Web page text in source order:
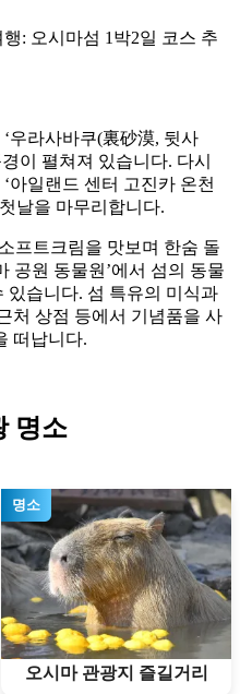
우라사바쿠(裏砂漠, 뒷사
이 펼쳐져 있습니다. 다시
아일랜드 센터 고진카 온천
날을 마무리합니다.
프트크림을 맛보며 한숨 돌
공원 동물원’에서 섬의 동물
있습니다. 섬 특유의 미식과
처 상점 등에서 기념품을 사
떠납니다.
명소
명소
오시마 관광지 즐길거리